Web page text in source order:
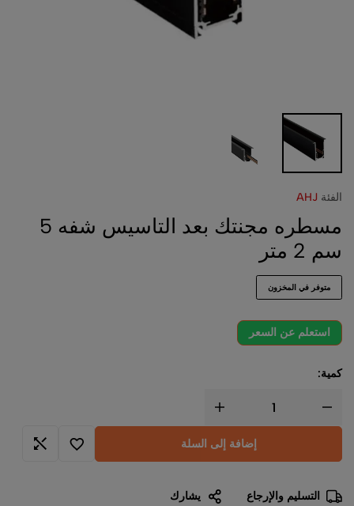
الفئة AHJ
مسطره مجنتك بعد التاسيس شفه 5
سم 2 متر
متوفر في المخزون
استعلم عن السعر
كمية:
إضافة إلى السلة
التسليم والإرجاع يشارك